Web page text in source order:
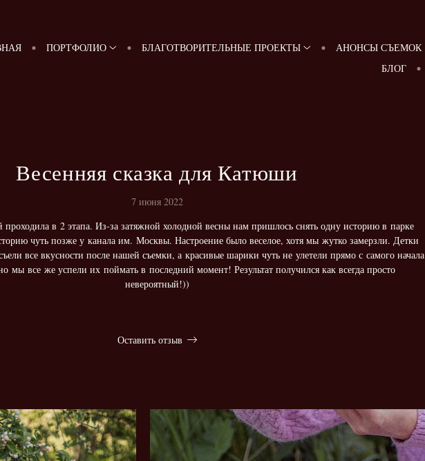
ПОРТФОЛИО БЛАГОТВОРИТЕЛЬНЫЕ ПРОЕКТЫ АНОНСЫ СЪЕМОК
БЛОГ
Весенняя сказка для Катюши
7 июня 2022
в 2 этапа. Из-за затяжной холодной весны нам пришлось снять одну историю в парке
чуть позже у канала им. Москвы. Настроение было веселое, хотя мы жутко замерзли. Детки
все вкусности после нашей съемки, а красивые шарики чуть не улетели прямо с самого начала
мы все же успели их поймать в последний момент! Результат получился как всегда просто
невероятный!))
Оставить отзыв